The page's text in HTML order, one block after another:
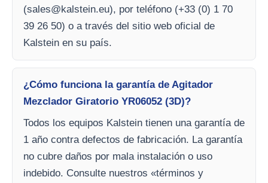
(sales@kalstein.eu), por teléfono (+33 (0) 1 70
39 26 50) o a través del sitio web oficial de
Kalstein en su país.
¿Cómo funciona la garantía de Agitador
Mezclador Giratorio YR06052 (3D)?
Todos los equipos Kalstein tienen una garantía de
1 año contra defectos de fabricación. La garantía
no cubre daños por mala instalación o uso
indebido. Consulte nuestros «términos y